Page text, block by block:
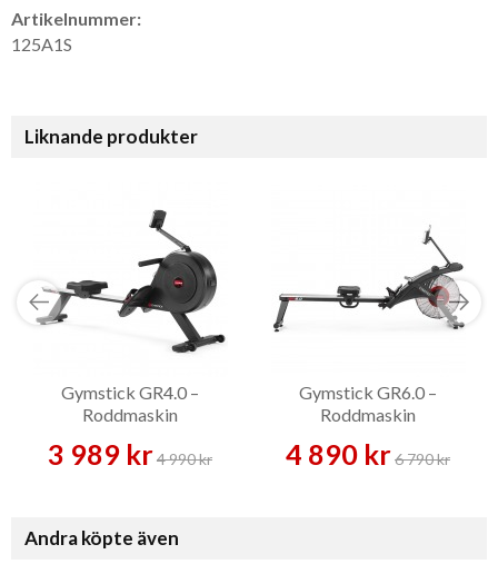
Artikelnummer:
125A1S
Liknande produkter
Gymstick GR4.0 –
Roddmaskin
3 989 kr4 990 kr
Gymstick GR6.0 –
Roddmaskin
4 890 kr6 790 kr
Andra köpte även